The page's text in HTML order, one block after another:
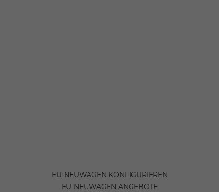
EU-NEUWAGEN KONFIGURIEREN
EU-NEUWAGEN ANGEBOTE